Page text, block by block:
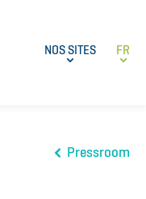
NOS SITES FR
Pressroom